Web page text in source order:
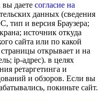
вы даете согласие на
данных (сведения
тип и версия Браузера;
источник откуда
сайта или по какой
открывает и на
ip-адрес). в целях
ретаргетинга и
и обзоров. Если вы
покиньте сайт.